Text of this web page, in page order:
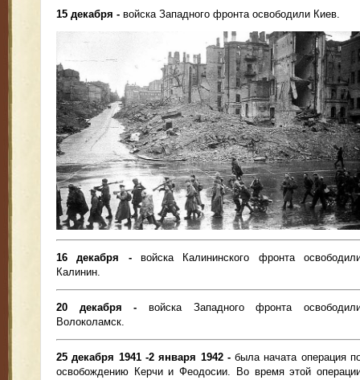
15 декабря - войска Западного фронта освободили Киев.
16 декабря -войска Калининского фронта
Калинин.
20 декабря - войска Западного фронта
Волоколамск.
25 декабря 1941 -2 января 1942 -была начата операция
освобождению Керчи и Феодосии. Во время этой